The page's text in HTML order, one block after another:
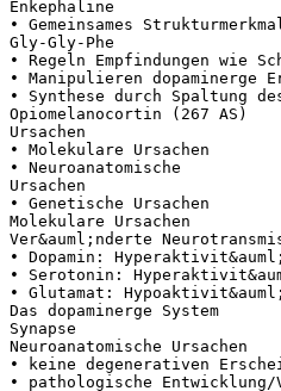
Enkephaline
• Gemeinsames
Gly-Gly-Phe
• Regeln Empfindungen wie
• Manipulieren dopaminerge
• Synthese durch Spaltung
Opiomelanocortin (267 AS)
Ursachen
• Molekulare Ursachen
• Neuroanatomische
Ursachen
• Genetische Ursachen
Molekulare Ursachen
Ver&auml;nderte
• Dopamin:
• Serotonin:
• Glutamat:
Das dopaminerge System
Synapse
Neuroanatomische Ursachen
• keine degenerativen
• pathologische Entwicklung/